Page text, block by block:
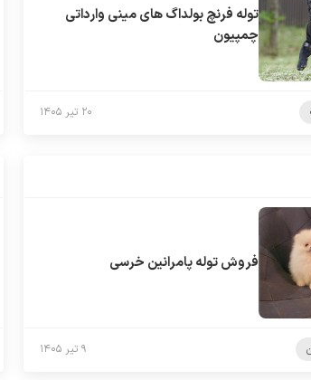
توله فرنچ بولداگ های مینی وارداتی
چمپیون
۲۰ تیر ۱۴۰۵
فروش توله پامرانین خرسی
۹ تیر ۱۴۰۵